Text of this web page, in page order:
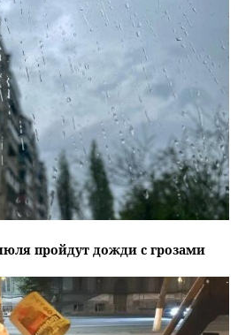
пройдут дожди с грозами